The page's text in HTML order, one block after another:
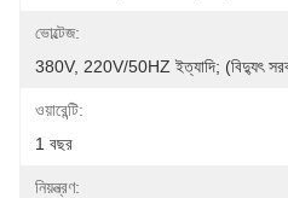
ভোল্টেজ:
380V, 220V/50HZ ইত্যাদি; (বিদ্যুৎ
ওয়ারেন্টি:
1 বছর
নিয়ন্ত্রণ: